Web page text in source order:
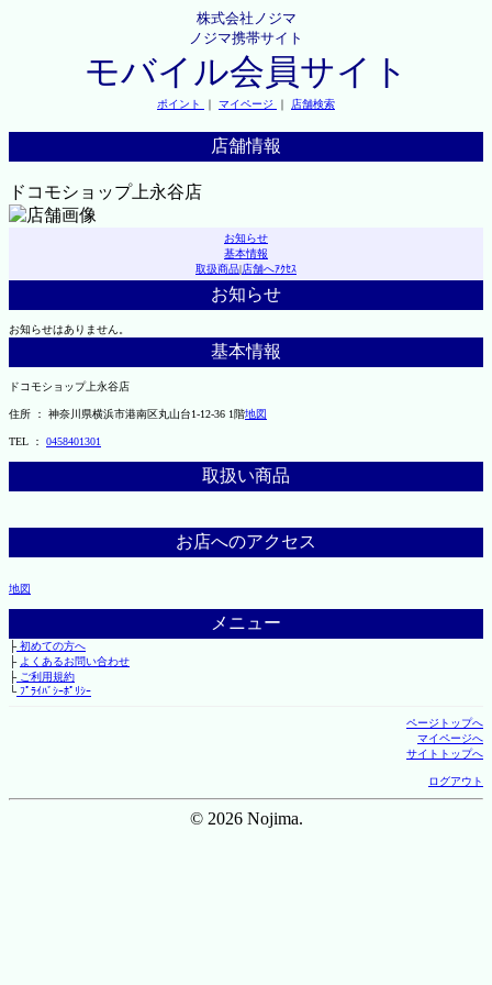
株式会社ノジマ
ノジマ携帯サイト
モバイル会員サイト
ポイント ｜ マイページ ｜ 店舗検索
店舗情報
ドコモショップ上永谷店
お知らせ
基本情報
取扱商品|店舗へｱｸｾｽ
お知らせ
お知らせはありません。
基本情報
ドコモショップ上永谷店
住所 ： 神奈川県横浜市港南区丸山台1-12-36 1階地図
TEL ： 0458401301
取扱い商品
お店へのアクセス
地図
メニュー
├初めての方へ
├ よくあるお問い合わせ
├ご利用規約
└ﾌﾟﾗｲﾊﾞｼｰﾎﾟﾘｼｰ
ページトップへ
マイページへ
サイトトップへ
ログアウト
© 2026 Nojima.